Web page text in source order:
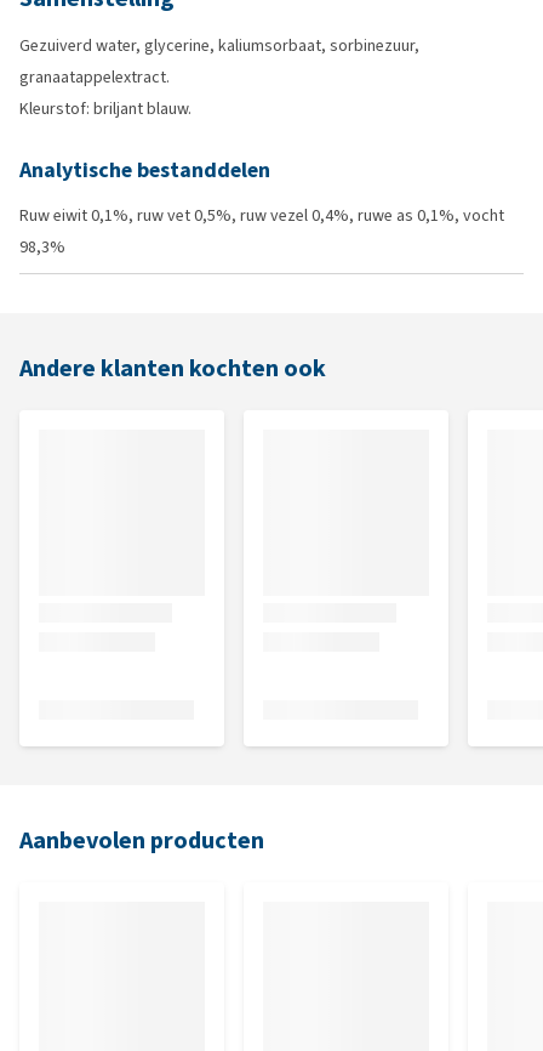
Gezuiverd water, glycerine, kaliumsorbaat, sorbinezuur,
granaatappelextract.
Kleurstof: briljant blauw.
Analytische bestanddelen
Ruw eiwit 0,1%, ruw vet 0,5%, ruw vezel 0,4%, ruwe as 0,1%, vocht
98,3%
Andere klanten kochten ook
Aanbevolen producten